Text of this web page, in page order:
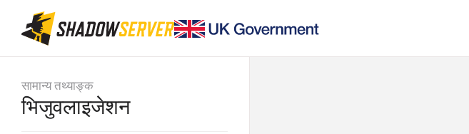
सामान्य तथ्याङ्क
भिजुवलाइजेशन